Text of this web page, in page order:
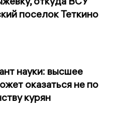
поселок Теткино
науки: высшее
оказаться не по
курян